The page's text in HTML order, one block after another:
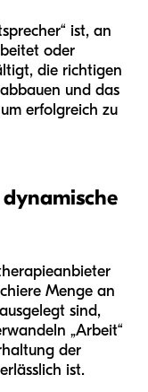
ist, an
oder
die richtigen
und das
erfolgreich zu
Menge an
sind,
„Arbeit“
der
ist.